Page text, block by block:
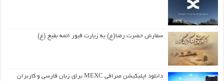
سفارش حضرت رضا(ع) به زیارت قبور ائمه بقیع (ع)
دانلود اپلیکیشن صرافی MEXC برای زبان فارسی و کاربران